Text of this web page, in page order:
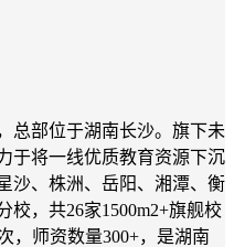
总部位于湖南长沙。旗下未
于将一线优质教育资源下沉
沙、株洲、岳阳、湘潭、衡
校，共26家1500m2+旗舰校
，师资数量300+，是湖南